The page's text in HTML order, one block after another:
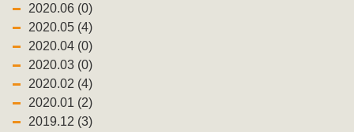
2020.06 (0)
2020.05 (4)
2020.04 (0)
2020.03 (0)
2020.02 (4)
2020.01 (2)
2019.12 (3)